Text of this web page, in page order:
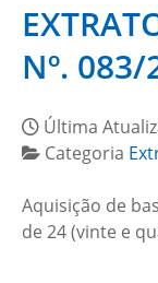
Nº. 083/
Última
Categoria
Aquisição de
de 24 (vinte e